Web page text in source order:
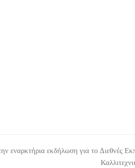
εκδήλωση για το Διεθνές